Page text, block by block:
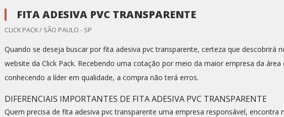
FITA ADESIVA PVC TRANSPARENTE
CLICK PACK / SÃO PAULO - SP
Quando se deseja buscar por fita adesiva pvc transparente, certeza que descobrirá
website da Click Pack. Recebendo uma cotação por meio da maior empresa da área
conhecendo a líder em qualidade, a compra não terá erros.
DIFERENCIAIS IMPORTANTES DE FITA ADESIVA PVC TRANSPARENTE
Quem precisa de fita adesiva pvc transparente uma empresa responsável, encontra